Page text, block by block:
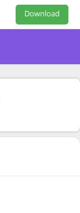
Download